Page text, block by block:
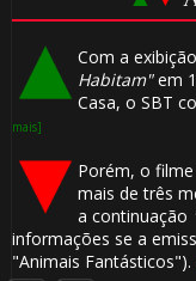
Com a
Habitam"em
Casa, o SBT
mais]
Porém, o
mais de três
a continuação
informações se a
"Animais Fantásticos").
🎂